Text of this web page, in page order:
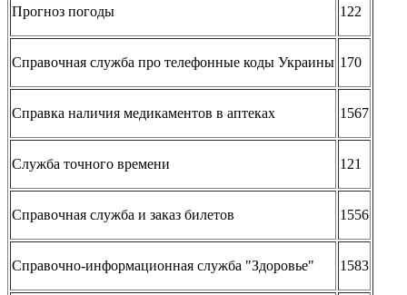
Прогноз погоды 122
Справочная служба про телефонные коды Украины 170
Справка наличия медикаментов в аптеках 1567
Служба точного времени 121
Справочная служба и заказ билетов 1556
Справочно-информационная служба "Здоровье" 1583